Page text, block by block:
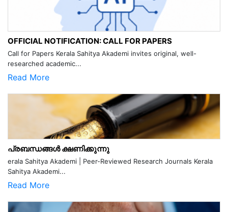
OFFICIAL NOTIFICATION: CALL FOR PAPERS
Call for Papers Kerala Sahitya Akademi invites original, well-
researched academic...
Read More
പ്രബന്ധങ്ങൾ ക്ഷണിക്കുന്നു
erala Sahitya Akademi | Peer-Reviewed Research Journals Kerala
Sahitya Akademi...
Read More